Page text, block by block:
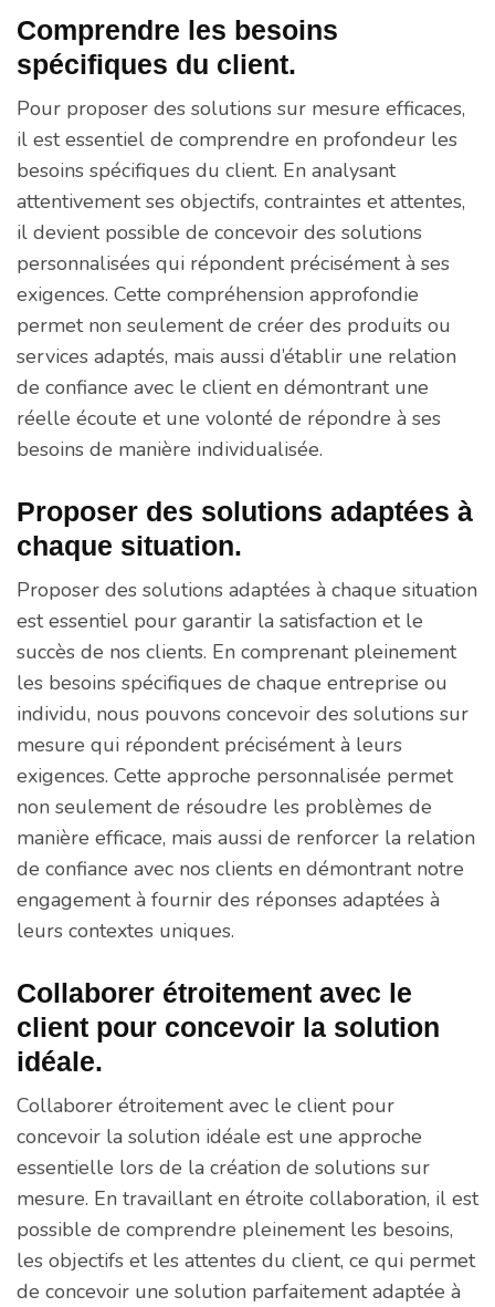
Comprendre les besoins
spécifiques du client.
Pour proposer des solutions sur mesure efficaces,
il est essentiel de comprendre en profondeur les
besoins spécifiques du client. En analysant
attentivement ses objectifs, contraintes et attentes,
il devient possible de concevoir des solutions
personnalisées qui répondent précisément à ses
exigences. Cette compréhension approfondie
permet non seulement de créer des produits ou
services adaptés, mais aussi d’établir une relation
de confiance avec le client en démontrant une
réelle écoute et une volonté de répondre à ses
besoins de manière individualisée.
Proposer des solutions adaptées à
chaque situation.
Proposer des solutions adaptées à chaque situation
est essentiel pour garantir la satisfaction et le
succès de nos clients. En comprenant pleinement
les besoins spécifiques de chaque entreprise ou
individu, nous pouvons concevoir des solutions sur
mesure qui répondent précisément à leurs
exigences. Cette approche personnalisée permet
non seulement de résoudre les problèmes de
manière efficace, mais aussi de renforcer la relation
de confiance avec nos clients en démontrant notre
engagement à fournir des réponses adaptées à
leurs contextes uniques.
Collaborer étroitement avec le
client pour concevoir la solution
idéale.
Collaborer étroitement avec le client pour
concevoir la solution idéale est une approche
essentielle lors de la création de solutions sur
mesure. En travaillant en étroite collaboration, il est
possible de comprendre pleinement les besoins,
les objectifs et les attentes du client, ce qui permet
de concevoir une solution parfaitement adaptée à